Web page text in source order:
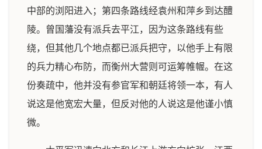
中部的浏阳进入；第四条路线经袁州和萍乡到达醴
陵。曾国藩没有派兵去平江，因为这条路线有些
绕，但其他几个地点都已派兵把守，以他手上有限
的兵力精心布防，而衡州大营则可运筹帷幄。在这
份奏疏中，他并没有参官军和朝廷将领一本，有人
说这是他宽宏大量，但反对他的人说这是他谨小慎
微。